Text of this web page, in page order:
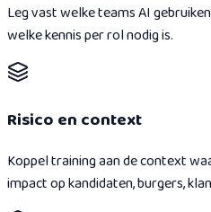
Leg vast welke teams AI
welke kennis per rol nodig is.
Risico en context
Koppel training aan de context
impact op kandidaten, burgers,